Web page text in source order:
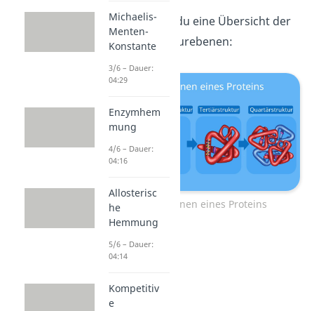
Hier bekommst du eine Übersicht der
einzelnen Strukturebenen:
Strukturebenen eines Proteins
Michaelis-
Menten-
Konstante
3/6 – Dauer:
04:29
Enzymhem
mung
4/6 – Dauer:
04:16
Allosterisc
he
Hemmung
5/6 – Dauer:
04:14
Kompetitiv
e